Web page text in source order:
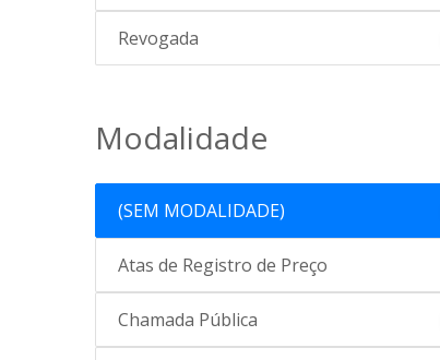
Revogada
Modalidade
(SEM MODALIDADE)
Atas de Registro de Preço
Chamada Pública